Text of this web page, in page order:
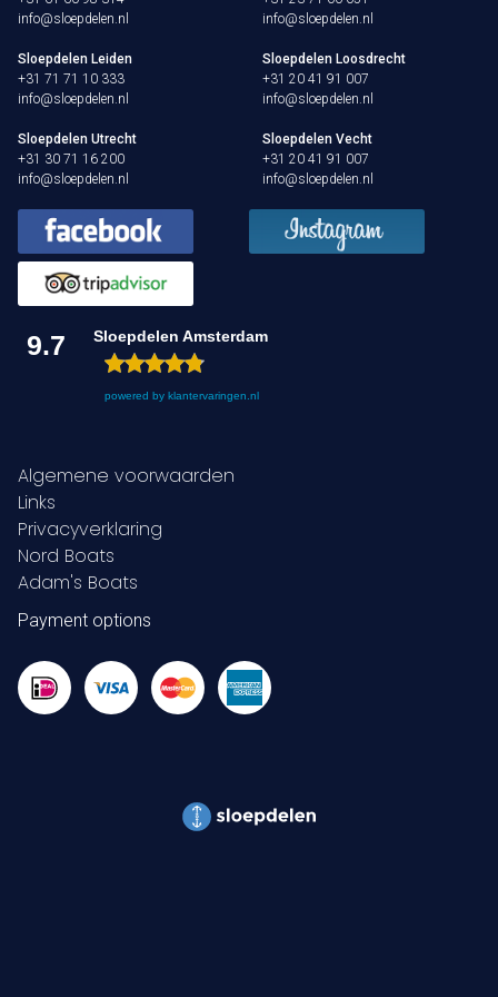
info@sloepdelen.nl
info@sloepdelen.nl
Sloepdelen Leiden
+31 71 71 10 333
info@sloepdelen.nl
Sloepdelen Loosdrecht
+31 20 41 91 007
info@sloepdelen.nl
Sloepdelen Utrecht
+31 30 71 16 200
info@sloepdelen.nl
Sloepdelen Vecht
+31 20 41 91 007
info@sloepdelen.nl
9.7 Sloepdelen Amsterdam
powered by klantervaringen.nl
Algemene voorwaarden
Links
Privacyverklaring
Nord Boats
Adam's Boats
Payment options